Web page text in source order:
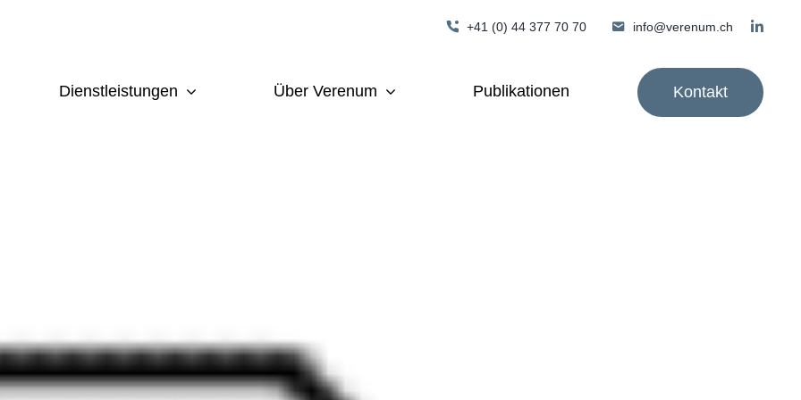
+41 (0) 44 377 70 70 info@verenum.ch
Dienstleistungen Über Verenum Publikationen Kontakt